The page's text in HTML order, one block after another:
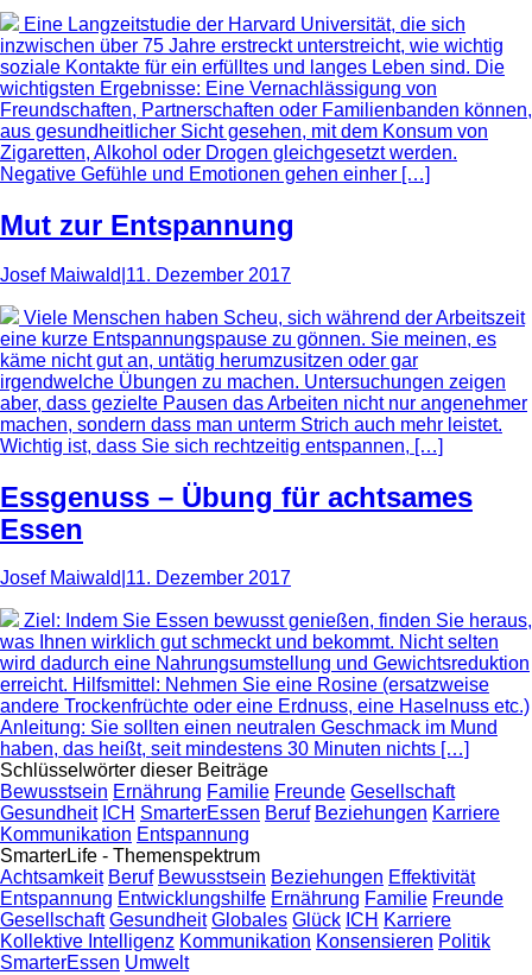
Eine Langzeitstudie der Harvard Universität, die sich
inzwischen über 75 Jahre erstreckt unterstreicht, wie wichtig
soziale Kontakte für ein erfülltes und langes Leben sind. Die
wichtigsten Ergebnisse: Eine Vernachlässigung von
Freundschaften, Partnerschaften oder Familienbanden können,
aus gesundheitlicher Sicht gesehen, mit dem Konsum von
Zigaretten, Alkohol oder Drogen gleichgesetzt werden.
Negative Gefühle und Emotionen gehen einher […]
Mut zur Entspannung
Josef Maiwald 11. Dezember 2017
Viele Menschen haben Scheu, sich während der Arbeitszeit
eine kurze Entspannungspause zu gönnen. Sie meinen, es
käme nicht gut an, untätig herumzusitzen oder gar
irgendwelche Übungen zu machen. Untersuchungen zeigen
aber, dass gezielte Pausen das Arbeiten nicht nur angenehmer
machen, sondern dass man unterm Strich auch mehr leistet.
Wichtig ist, dass Sie sich rechtzeitig entspannen, […]
Essgenuss – Übung für achtsames
Essen
Josef Maiwald 11. Dezember 2017
Ziel: Indem Sie Essen bewusst genießen, finden Sie heraus,
was Ihnen wirklich gut schmeckt und bekommt. Nicht selten
wird dadurch eine Nahrungsumstellung und Gewichtsreduktion
erreicht. Hilfsmittel: Nehmen Sie eine Rosine (ersatzweise
andere Trockenfrüchte oder eine Erdnuss, eine Haselnuss etc.)
Anleitung: Sie sollten einen neutralen Geschmack im Mund
haben, das heißt, seit mindestens 30 Minuten nichts […]
Schlüsselwörter dieser Beiträge
Bewusstsein Ernährung Familie Freunde Gesellschaft
Gesundheit ICH SmarterEssen Beruf Beziehungen Karriere
Kommunikation Entspannung
SmarterLife - Themenspektrum
Achtsamkeit Beruf Bewusstsein Beziehungen Effektivität
Entspannung Entwicklungshilfe Ernährung Familie Freunde
Gesellschaft Gesundheit Globales Glück ICH Karriere
Kollektive Intelligenz Kommunikation Konsensieren Politik
SmarterEssen Umwelt